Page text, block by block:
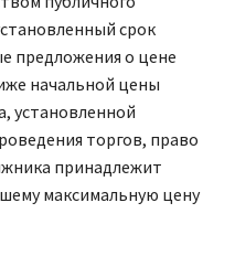
срок
предложения о цене
начальной цены
установленной
торгов, право
принадлежит
максимальную цену